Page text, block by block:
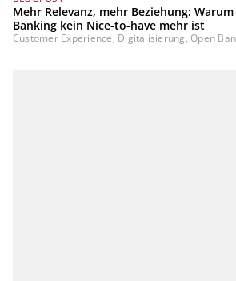
Mehr Relevanz, mehr Beziehung:
Banking kein Nice-to-have mehr ist
Customer Experience, Digitalisierung, Open